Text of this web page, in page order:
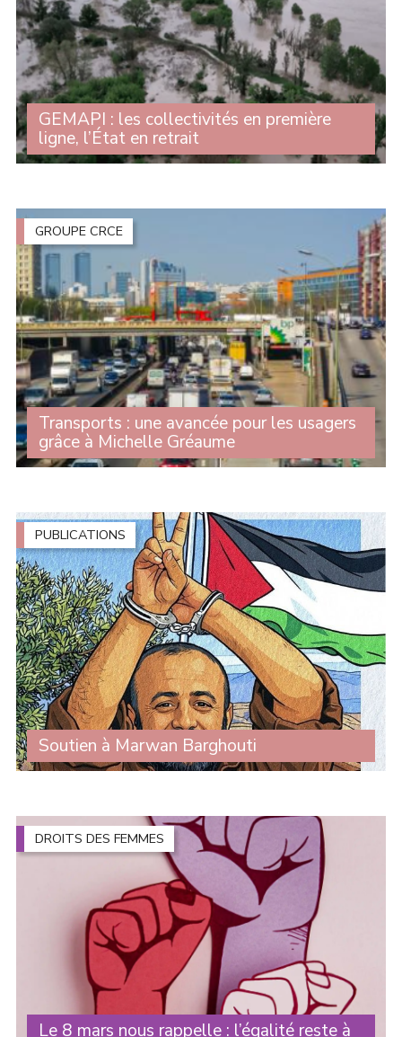
GEMAPI : les collectivités en première
ligne, l’État en retrait
Le 7 avril dernier, le Sénat examinait la proposition de
aquatiques et prévention des (...)
GROUPE CRCE
Transports : une avancée pour les usagers
grâce à Michelle Gréaume
Alors que le scrutin solennel sur le projet de loi-cadre
adopté plusieurs (...)
PUBLICATIONS
Soutien à Marwan Barghouti
Nous apprenons que Marwan Barghouti, prisonnier
escalade de torture menée par ses (...)
DROITS DES FEMMES
Le 8 mars nous rappelle : l’égalité reste à